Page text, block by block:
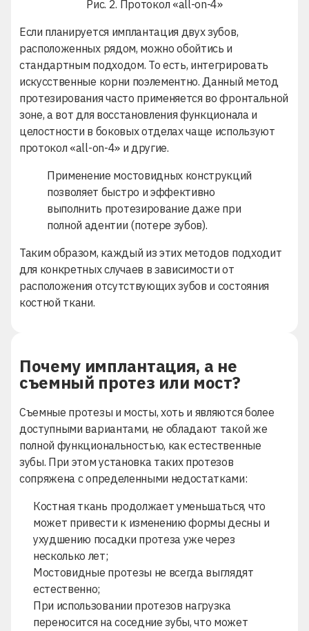
Рис. 2. Протокол «all-on-4»
Если планируется имплантация двух зубов,
расположенных рядом, можно обойтись и
стандартным подходом. То есть, интегрировать
искусственные корни поэлементно. Данный метод
протезирования часто применяется во фронтальной
зоне, а вот для восстановления функционала и
целостности в боковых отделах чаще используют
протокол «all-on-4» и другие.
Применение мостовидных конструкций
позволяет быстро и эффективно
выполнить протезирование даже при
полной адентии (потере зубов).
Таким образом, каждый из этих методов подходит
для конкретных случаев в зависимости от
расположения отсутствующих зубов и состояния
костной ткани.
Почему имплантация, а не
съемный протез или мост?
Съемные протезы и мосты, хоть и являются более
доступными вариантами, не обладают такой же
полной функциональностью, как естественные
зубы. При этом установка таких протезов
сопряжена с определенными недостатками:
Костная ткань продолжает уменьшаться, что
может привести к изменению формы десны и
ухудшению посадки протеза уже через
несколько лет;
Мостовидные протезы не всегда выглядят
естественно;
При использовании протезов нагрузка
переносится на соседние зубы, что может